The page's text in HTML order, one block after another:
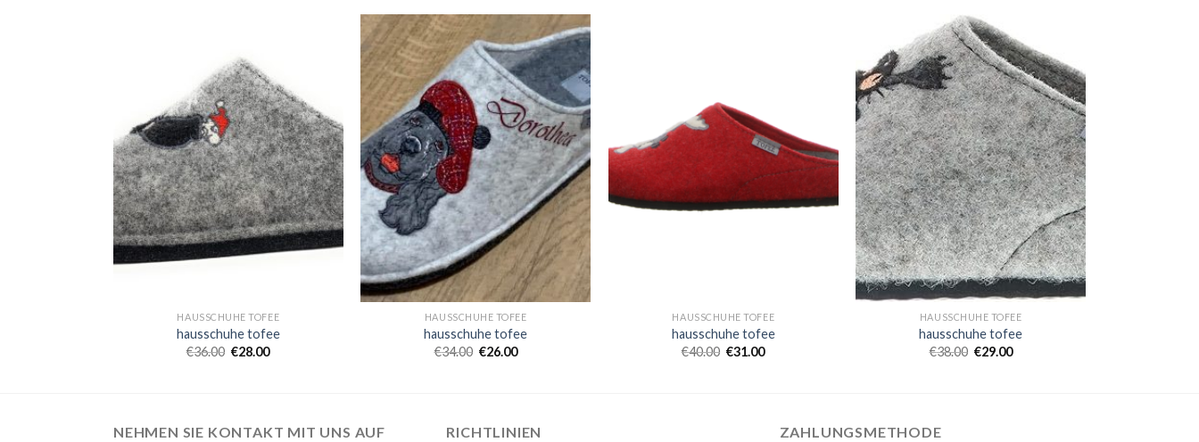
HAUSSCHUHE TOFEE
hausschuhe tofee
€36.00 €28.00
HAUSSCHUHE TOFEE
hausschuhe tofee
€34.00 €26.00
HAUSSCHUHE TOFEE
hausschuhe tofee
€40.00 €31.00
HAUSSCHUHE TOFEE
hausschuhe tofee
€38.00 €29.00
NEHMEN SIE KONTAKT MIT UNS AUF RICHTLINIEN ZAHLUNGSMETHODE